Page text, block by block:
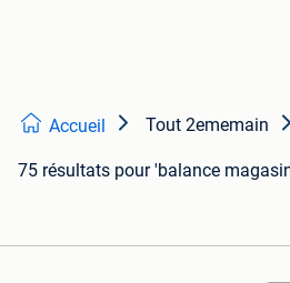
Accueil Tout 2ememain
75 résultats pour 'balance